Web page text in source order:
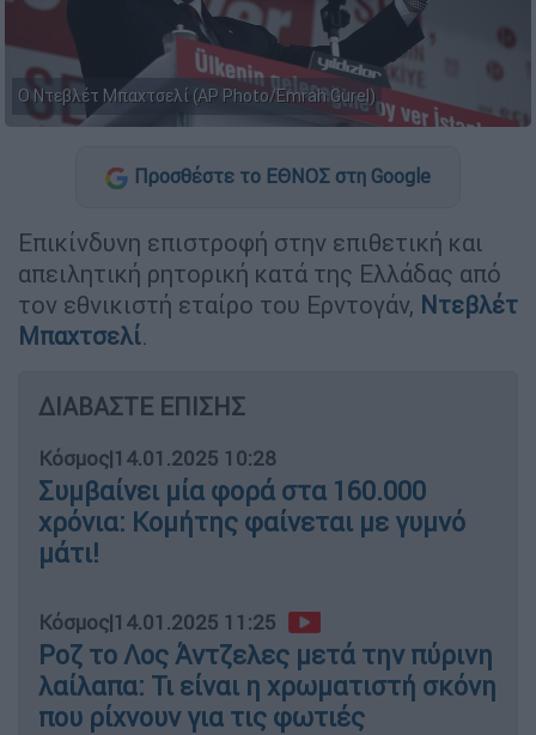
Ο Ντεβλέτ Μπαχτσελί (AP Photo/Emrah Gurel)
Προσθέστε το ΕΘΝΟΣ στη Google
Επικίνδυνη επιστροφή στην επιθετική και
απειλητική ρητορική κατά της Ελλάδας από
τον εθνικιστή εταίρο του Ερντογάν, Ντεβλέτ
Μπαχτσελί.
ΔΙΑΒΑΣΤΕ ΕΠΙΣΗΣ
Κόσμος|14.01.2025 10:28
Συμβαίνει μία φορά στα 160.000
χρόνια: Κομήτης φαίνεται με γυμνό
μάτι!
Κόσμος|14.01.2025 11:25
Ροζ το Λος Άντζελες μετά την πύρινη
λαίλαπα: Τι είναι η χρωματιστή σκόνη
που ρίχνουν για τις φωτιές